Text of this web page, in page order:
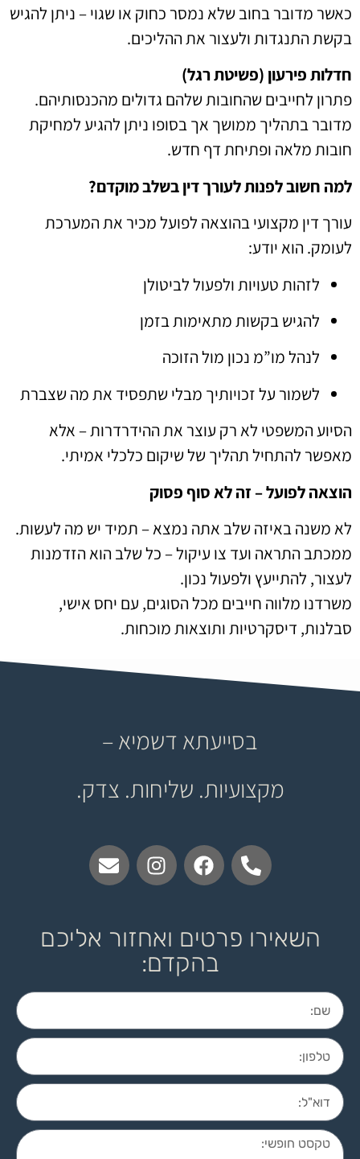
כאשר מדובר בחוב שלא נמסר כחוק או שגוי – ניתן להגיש
בקשת התנגדות ולעצור את ההליכים.
חדלות פירעון (פשיטת רגל)
פתרון לחייבים שהחובות שלהם גדולים מהכנסותיהם.
מדובר בתהליך ממושך אך בסופו ניתן להגיע למחיקת
חובות מלאה ופתיחת דף חדש.
למה חשוב לפנות לעורך דין בשלב מוקדם?
עורך דין מקצועי בהוצאה לפועל מכיר את המערכת
לעומק. הוא יודע:
לזהות טעויות ולפעול לביטולן
להגיש בקשות מתאימות בזמן
לנהל מו”מ נכון מול הזוכה
לשמור על זכויותיך מבלי שתפסיד את מה שצברת
הסיוע המשפטי לא רק עוצר את ההידרדרות – אלא
מאפשר להתחיל תהליך של שיקום כלכלי אמיתי.
הוצאה לפועל – זה לא סוף פסוק
לא משנה באיזה שלב אתה נמצא – תמיד יש מה לעשות.
ממכתב התראה ועד צו עיקול – כל שלב הוא הזדמנות
לעצור, להתייעץ ולפעול נכון.
משרדנו מלווה חייבים מכל הסוגים, עם יחס אישי,
סבלנות, דיסקרטיות ותוצאות מוכחות.
בסייעתא דשמיא –
מקצועיות. שליחות. צדק.
השאירו פרטים ואחזור אליכם
בהקדם: